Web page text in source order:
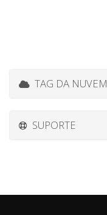
TAG DA NUVEM
SUPORTE